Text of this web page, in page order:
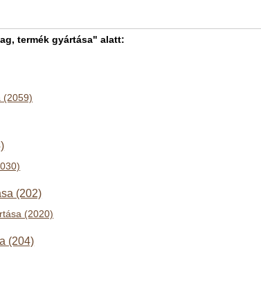
termék gyártása" alatt:
(2059)
(202)
(2020)
(204)